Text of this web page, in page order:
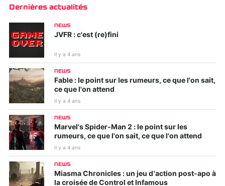
Dernières actualités
NEWS
JVFR : c'est (re)fini
Il y a 4 ans
NEWS
Fable : le point sur les rumeurs, ce que l'on sait,
ce que l'on attend
Il y a 4 ans
NEWS
Marvel's Spider-Man 2 : le point sur les
rumeurs, ce que l'on sait, ce que l'on attend
Il y a 4 ans
NEWS
Miasma Chronicles : un jeu d’action post-apo à
la croisée de Control et Infamous